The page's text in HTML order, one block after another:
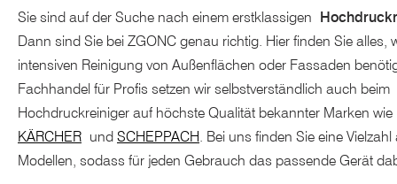
Sie sind auf der Suche nach einem erstklassigen
Dann sind Sie bei ZGONC genau richtig. Hier finden Sie alles,
intensiven Reinigung von Außenflächen oder Fassaden
Fachhandel für Profis setzen wir selbstverständlich auch beim
Hochdruckreiniger auf höchste Qualität bekannter Marken wie
KÄRCHER und SCHEPPACH. Bei uns finden Sie eine Vielzahl
Modellen, sodass für jeden Gebrauch das passende Gerät